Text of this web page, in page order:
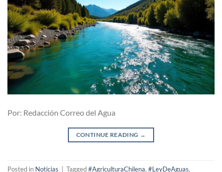
Por: Redacción Correo del Agua
CONTINUE READING →
Posted in Noticias Tagged#AgriculturaChilena, #LeyDeAguas,